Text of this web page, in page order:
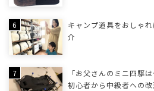
キャンプ道具をおしゃ
介
「お父さんのミニ四駆
初心者から中級者への